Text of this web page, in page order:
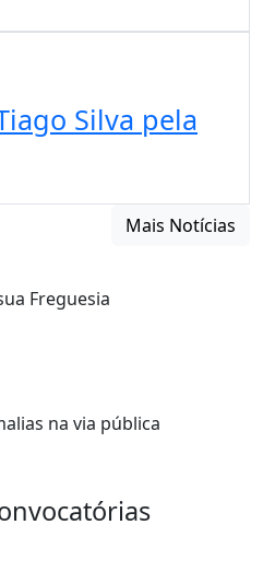
Silva pela
Mais Notícias
Freguesia
na via pública